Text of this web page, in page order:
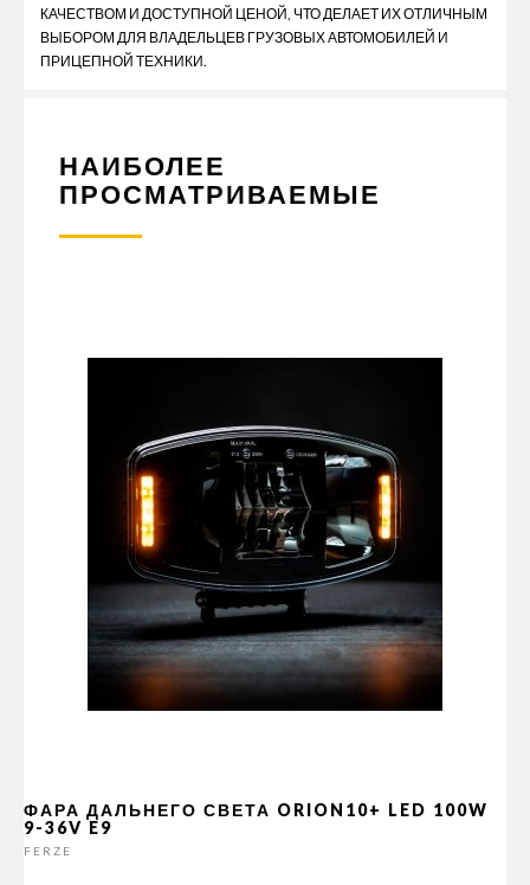
КАЧЕСТВОМ И ДОСТУПНОЙ ЦЕНОЙ, ЧТО ДЕЛАЕТ ИХ ОТЛИЧНЫМ
ВЫБОРОМ ДЛЯ ВЛАДЕЛЬЦЕВ ГРУЗОВЫХ АВТОМОБИЛЕЙ И
ПРИЦЕПНОЙ ТЕХНИКИ.
НАИБОЛЕЕ
ПРОСМАТРИВАЕМЫЕ
ФАРА ДАЛЬНЕГО СВЕТА ORION10+ LED 100W
9-36V E9
FERZE